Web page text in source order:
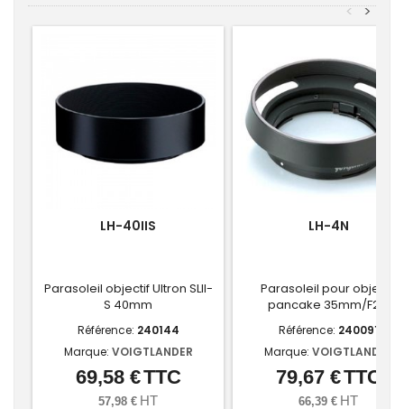
>
<
LH-40IIS
Parasoleil objectif Ultron SLII-
S 40mm
Référence: 240144
Marque: VOIGTLANDER
Prix
69,58 €TTC
57,98 € HT
LH-4N
Parasoleil pour objectif
pancake 35mm/F2.5
Référence: 240091
Marque: VOIGTLANDER
Prix
79,67 €TTC
66,39 € HT